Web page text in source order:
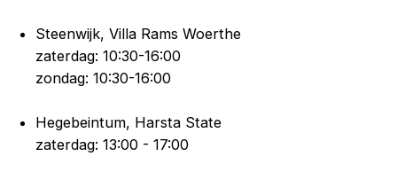
Steenwijk, Villa Rams Woerthe
zaterdag: 10:30-16:00
zondag: 10:30-16:00
Hegebeintum, Harsta State
zaterdag: 13:00 - 17:00